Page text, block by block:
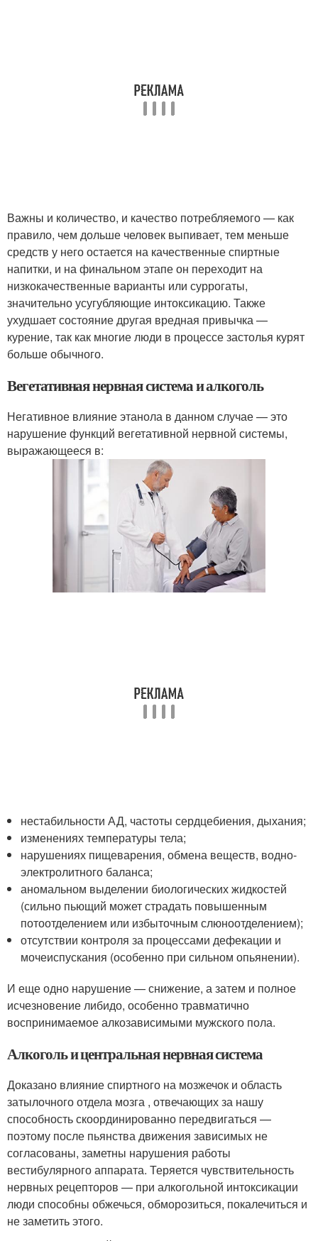
Важны и количество, и качество потребляемого — как
правило, чем дольше человек выпивает, тем меньше
средств у него остается на качественные спиртные
напитки, и на финальном этапе он переходит на
низкокачественные варианты или суррогаты,
значительно усугубляющие интоксикацию. Также
ухудшает состояние другая вредная привычка —
курение, так как многие люди в процессе застолья курят
больше обычного.
Вегетативная нервная система и алкоголь
Негативное влияние этанола в данном случае — это
нарушение функций вегетативной нервной системы,
выражающееся в:
нестабильности АД, частоты сердцебиения, дыхания;
изменениях температуры тела;
нарушениях пищеварения, обмена веществ, водно-
электролитного баланса;
аномальном выделении биологических жидкостей
(сильно пьющий может страдать повышенным
потоотделением или избыточным слюноотделением);
отсутствии контроля за процессами дефекации и
мочеиспускания (особенно при сильном опьянении).
И еще одно нарушение — снижение, а затем и полное
исчезновение либидо, особенно травматично
воспринимаемое алкозависимыми мужского пола.
Алкоголь и центральная нервная система
Доказано влияние спиртного на мозжечок и область
затылочного отдела мозга , отвечающих за нашу
способность скоординированно передвигаться —
поэтому после пьянства движения зависимых не
согласованы, заметны нарушения работы
вестибулярного аппарата. Теряется чувствительность
нервных рецепторов — при алкогольной интоксикации
люди способны обжечься, обморозиться, покалечиться и
не заметить этого.